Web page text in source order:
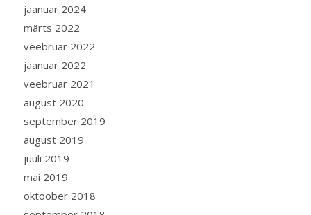
jaanuar 2024
märts 2022
veebruar 2022
jaanuar 2022
veebruar 2021
august 2020
september 2019
august 2019
juuli 2019
mai 2019
oktoober 2018